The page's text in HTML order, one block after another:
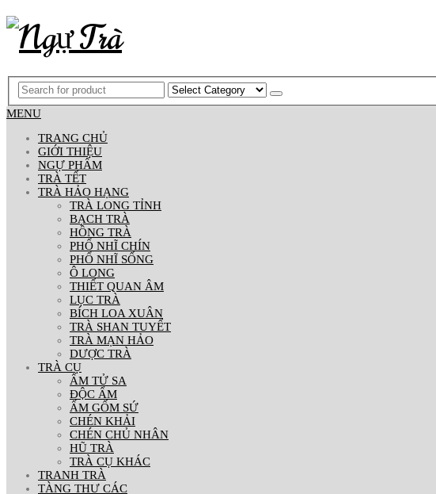
MENU
TRANG CHỦ
GIỚI THIỆU
NGỰ PHẨM
TRÀ TẾT
TRÀ HẢO HẠNG
TRÀ LONG TỈNH
BẠCH TRÀ
HỒNG TRÀ
PHỔ NHĨ CHÍN
PHỔ NHĨ SỐNG
Ô LONG
THIẾT QUAN ÂM
LỤC TRÀ
BÍCH LOA XUÂN
TRÀ SHAN TUYẾT
TRÀ MẠN HẢO
DƯỢC TRÀ
TRÀ CỤ
ẤM TỬ SA
ĐỘC ẨM
ẤM GỐM SỨ
CHÉN KHẢI
CHÉN CHỦ NHÂN
HŨ TRÀ
TRÀ CỤ KHÁC
TRANH TRÀ
TÀNG THƯ CÁC